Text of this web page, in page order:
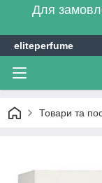
Для
eliteperfume
Товари та